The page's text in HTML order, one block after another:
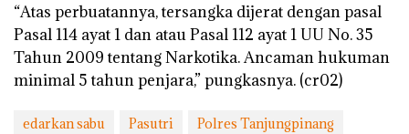
“Atas perbuatannya, tersangka dijerat dengan pasal
Pasal 114 ayat 1 dan atau Pasal 112 ayat 1 UU No. 35
Tahun 2009 tentang Narkotika. Ancaman hukuman
minimal 5 tahun penjara,” pungkasnya. (cr02)
edarkan sabu Pasutri
Polres Tanjungpinang